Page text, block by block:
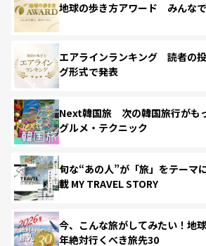
地球の歩き方アワード みんなで
エアラインランキング 読者の
グ形式で発表
Next韓国旅 次の韓国旅行がも
グルメ・テクニック
旬な“あの人”が「旅」をテーマ
載 MY TRAVEL STORY
今、こんな旅がしてみたい！地
年絶対行くべき旅先30